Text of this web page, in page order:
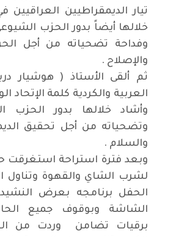
تيار الديمقراطيين العراقيين
خلالها أيضاً بدور الحزب
وفداحة تضحياته من أجل
والإصلاح .
ثم ألقى الأستاذ ( هوشيار
العربية والكردية كلمة الإتحاد
وأشاد خلالها بدور الحزب
وتضحياته من أجل تحقيق
والسلام .
وبعد فترة استراحة
لشرب الشاي والقهوة وتناول
الحفل برنامجه بعرض
الشاشة وبوقوف جميع
برقيات تضامن وردت من